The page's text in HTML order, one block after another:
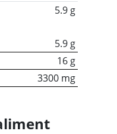
5.9 g
5.9 g
16 g
3300 mg